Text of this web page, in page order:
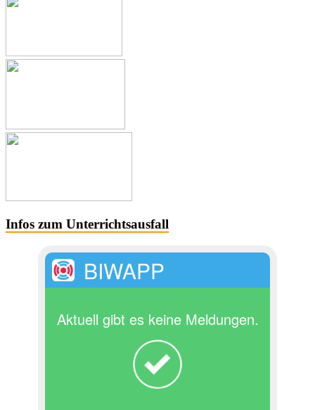
Infos zum Unterrichtsausfall
BIWAPP
Aktuell gibt es keine Meldungen.